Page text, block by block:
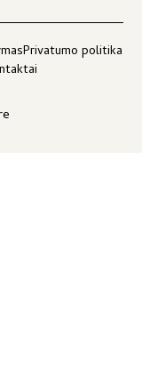
Privatumo politika